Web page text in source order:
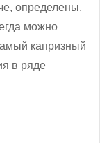
определены,
можно
капризный
в ряде